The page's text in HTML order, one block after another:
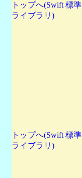
トップへ(Swift 標準
ライブラリ)
トップへ(Swift 標準
ライブラリ)